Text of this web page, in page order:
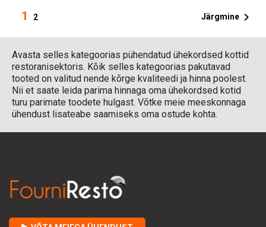
1 2 Järgmine 
Avasta selles kategoorias pühendatud ühekordsed kottid
restoranisektoris. Kõik selles kategoorias pakutavad
tooted on valitud nende kõrge kvaliteedi ja hinna poolest.
Nii et saate leida parima hinnaga oma ühekordsed kotid
turu parimate toodete hulgast. Võtke meie meeskonnaga
ühendust lisateabe saamiseks oma ostude kohta.